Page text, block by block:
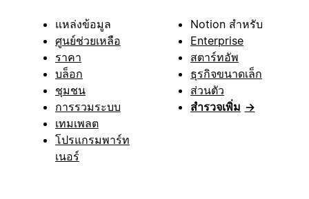
แหล่งข้อมูล
ศูนย์ช่วยเหลือ
ราคา
บล็อก
ชุมชน
การรวมระบบ
เทมเพลต
โปรแกรมพาร์ท
เนอร์
Notion สำหรับ
Enterprise
สตาร์ทอัพ
ธุรกิจขนาดเล็ก
ส่วนตัว
สำรวจเพิ่ม →